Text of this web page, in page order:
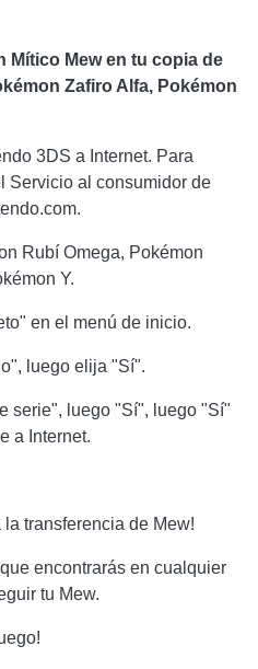
Mítico Mew en tu copia de
Zafiro Alfa, Pokémon
3DS a Internet. Para
Servicio al consumidor de
Rubí Omega, Pokémon
Y.
en el menú de inicio.
luego elija "Sí".
serie", luego "Sí", luego "Sí"
a Internet.
transferencia de Mew!
encontrarás en cualquier
tu Mew.